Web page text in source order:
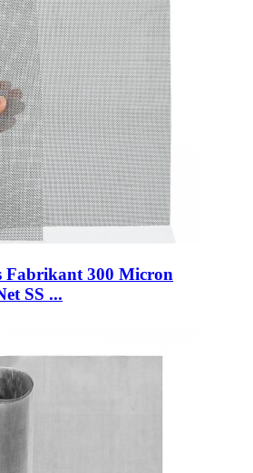
Fabrikant 300 Micron
SS ...